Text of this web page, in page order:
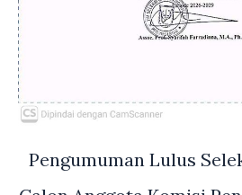
Pengumuman Lulus